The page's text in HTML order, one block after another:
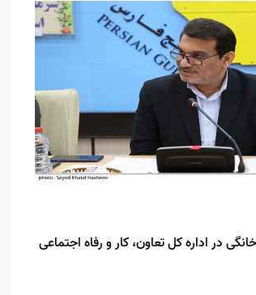
در اداره کل تعاون، کار و رفاه اجتماعی